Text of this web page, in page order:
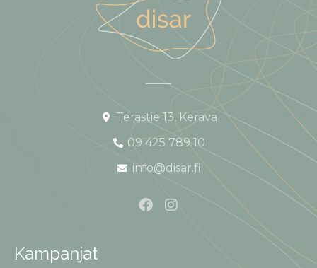
Terästie 13, Kerava
09 425 789 10
info@disar.fi
Kampanjat